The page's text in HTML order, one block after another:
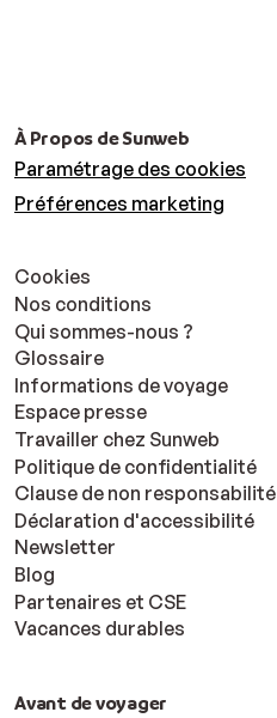
À Propos de Sunweb
Paramétrage des cookies
Préférences marketing
Cookies
Nos conditions
Qui sommes-nous ?
Glossaire
Informations de voyage
Espace presse
Travailler chez Sunweb
Politique de confidentialité
Clause de non responsabilité
Déclaration d'accessibilité
Newsletter
Blog
Partenaires et CSE
Vacances durables
Avant de voyager